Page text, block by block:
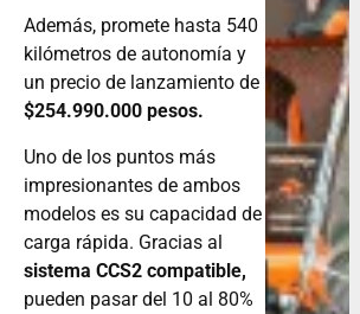
Además, promete hasta 540
kilómetros de autonomía y
un precio de lanzamiento de
$254.990.000 pesos.
Uno de los puntos más
impresionantes de ambos
modelos es su capacidad de
carga rápida. Gracias al
sistema CCS2 compatible,
pueden pasar del 10 al 80%